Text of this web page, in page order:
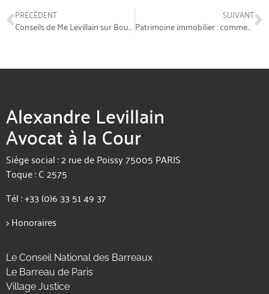
PRÉCÉDENT
Conseils de Me Levillain sur Boursorama TV : comment aider ses enfants sans s’appauvrir ?
SUIVANT
Patrimoine immobilier : comment payer moins d’impôts ?
Alexandre Levillain
Avocat à la Cour
Siège social : 2 rue de Poissy 75005 PARIS
Toque : C 2575
Tél :+33 (0)6 33 51 49 37
>Honoraires
Le Conseil National des Barreaux
Le Barreau de Paris
Village Justice